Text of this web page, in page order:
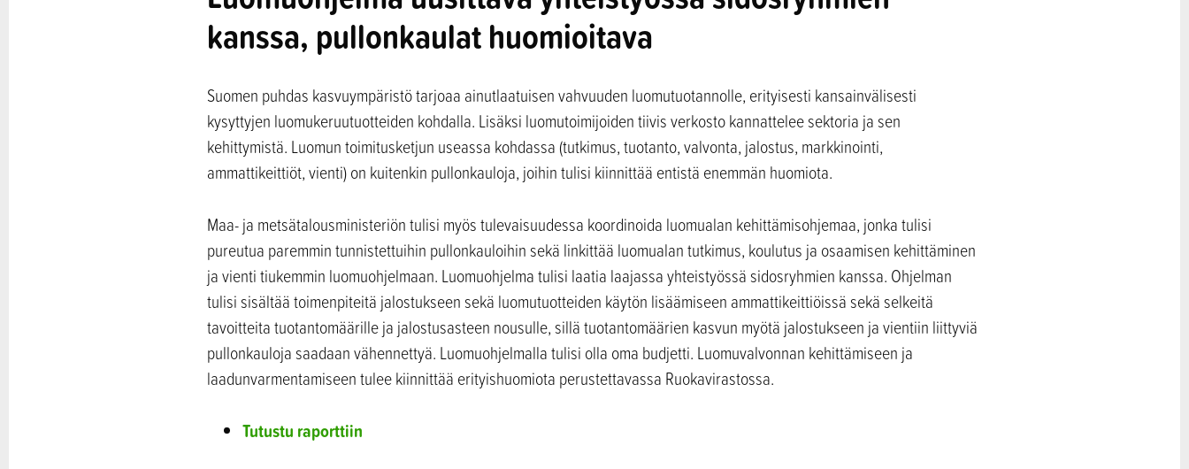
kanssa, pullonkaulat huomioitava
Suomen puhdas kasvuympäristö tarjoaa ainutlaatuisen vahvuuden luomutuotannolle, erityisesti kansainvälisesti
kysyttyjen luomukeruutuotteiden kohdalla. Lisäksi luomutoimijoiden tiivis verkosto kannattelee sektoria ja sen
kehittymistä. Luomun toimitusketjun useassa kohdassa (tutkimus, tuotanto, valvonta, jalostus, markkinointi,
ammattikeittiöt, vienti) on kuitenkin pullonkauloja, joihin tulisi kiinnittää entistä enemmän huomiota.
Maa- ja metsätalousministeriön tulisi myös tulevaisuudessa koordinoida luomualan kehittämisohjemaa, jonka tulisi
pureutua paremmin tunnistettuihin pullonkauloihin sekä linkittää luomualan tutkimus, koulutus ja osaamisen kehittäminen
ja vienti tiukemmin luomuohjelmaan. Luomuohjelma tulisi laatia laajassa yhteistyössä sidosryhmien kanssa. Ohjelman
tulisi sisältää toimenpiteitä jalostukseen sekä luomutuotteiden käytön lisäämiseen ammattikeittiöissä sekä selkeitä
tavoitteita tuotantomäärille ja jalostusasteen nousulle, sillä tuotantomäärien kasvun myötä jalostukseen ja vientiin liittyviä
pullonkauloja saadaan vähennettyä. Luomuohjelmalla tulisi olla oma budjetti. Luomuvalvonnan kehittämiseen ja
laadunvarmentamiseen tulee kiinnittää erityishuomiota perustettavassa Ruokavirastossa.
Tutustu raporttiin